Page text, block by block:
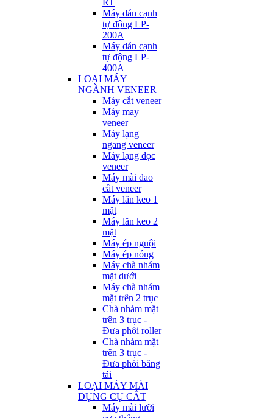
RT
Máy dán cạnh
tự động LP-
200A
Máy dán cạnh
tự động LP-
400A
LOẠI MÁY
NGÀNH VENEER
Máy cắt veneer
Máy may
veneer
Máy lạng
ngang veneer
Máy lạng dọc
veneer
Máy mài dao
cắt veneer
Máy lăn keo 1
mặt
Máy lăn keo 2
mặt
Máy ép nguội
Máy ép nóng
Máy chà nhám
mặt dưới
Máy chà nhám
mặt trên 2 trục
Chà nhám mặt
trên 3 trục -
Đưa phôi roller
Chà nhám mặt
trên 3 trục -
Đưa phôi băng
tải
LOẠI MÁY MÀI
DỤNG CỤ CẮT
Máy mài lưỡi